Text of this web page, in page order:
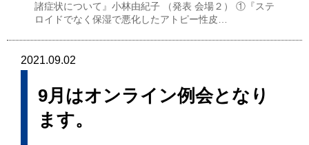
諸症状について』小林由紀子 （発表 会場２） ①『ステ
ロイドでなく保湿で悪化したアトピー性皮…
2021.09.02
9月はオンライン例会となり
ます。